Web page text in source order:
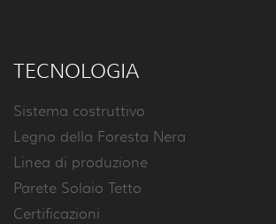
TECNOLOGIA
Sistema costruttivo
Legno della Foresta Nera
Linea di produzione
Parete Solaio Tetto
Certificazioni